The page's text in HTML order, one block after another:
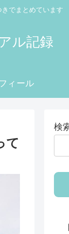
でまとめています
ル記録
ィール
て
検